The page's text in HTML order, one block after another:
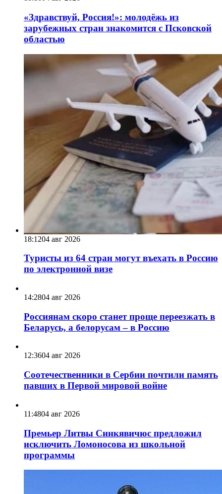
«Здравствуй, Россия!»: молодёжь из
зарубежных стран знакомится с Псковской
областью
18:1204 авг 2026
Туристы из 64 стран могут въехать в Россию
по электронной визе
14:2804 авг 2026
Россиянам скоро станет проще переезжать в
Беларусь, а белорусам – в Россию
12:3604 авг 2026
Соотечественники в Сербии почтили память
павших в Первой мировой войне
11:4804 авг 2026
Премьер Литвы Синкявичюс предложил
исключить Ломоносова из школьной
программы